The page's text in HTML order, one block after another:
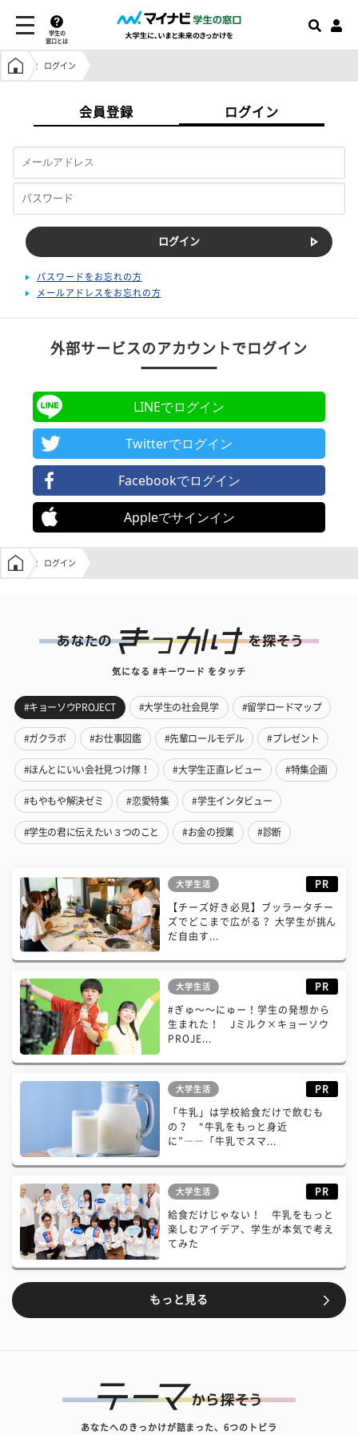
学生の
窓口とは
学生の窓口トップ
ログイン
会員登録 ログイン
パスワードをお忘れの方
メールアドレスをお忘れの方
外部サービスのアカウントでログイン
LINEでログイン
Twitterでログイン
Facebookでログイン
Appleでサインイン
学生の窓口トップ
ログイン
気になる #キーワード をタッチ
#キョーソウPROJECT #大学生の社会見学 #留学ロードマップ
#ガクラボ #お仕事図鑑 #先輩ロールモデル #プレゼント
#ほんとにいい会社見つけ隊！ #大学生正直レビュー #特集企画
#もやもや解決ゼミ #恋愛特集 #学生インタビュー
#学生の君に伝えたい３つのこと #お金の授業 #診断
大学生活 PR
【チーズ好き必見】ブッラータチー
ズでどこまで広がる？ 大学生が挑ん
だ自由す...
大学生活 PR
#ぎゅ〜〜にゅー！学生の発想から
生まれた！ Jミルク×キョーソウ
PROJE...
大学生活 PR
「牛乳」は学校給食だけで飲むも
の？ “牛乳をもっと身近
に”――「牛乳でスマ...
大学生活 PR
給食だけじゃない！ 牛乳をもっと
楽しむアイデア、学生が本気で考え
てみた
もっと見る
あなたへのきっかけが詰まった、6つのトビラ